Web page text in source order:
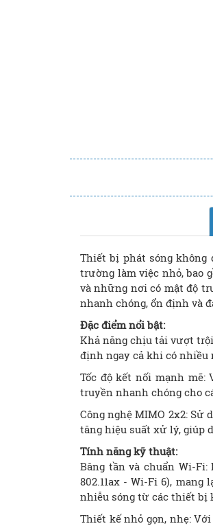
Thiết bị phát sóng không
trường làm việc nhỏ, bao
và những nơi có mật độ
nhanh chóng, ổn định và
Đặc điểm nổi bật:
Khả năng chịu tải vượt
định ngay cả khi có nhiều
Tốc độ kết nối mạnh
truyền nhanh chóng cho
Công nghệ MIMO 2x2:
tăng hiệu suất xử lý, giúp
Tính năng kỹ thuật:
Băng tần và chuẩn Wi-Fi:
802.11ax - Wi-Fi 6),
nhiễu sóng từ các thiết bị
Thiết kế nhỏ gọn, nhẹ: